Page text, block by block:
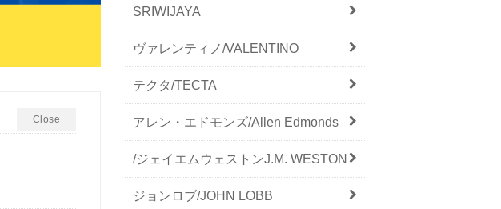
Close
SRIWIJAYA
ヴァレンティノ/VALENTINO
テクタ/TECTA
アレン・エドモンズ/Allen Edmonds
/ジェイエムウェストンJ.M. WESTON
ジョンロブ/JOHN LOBB